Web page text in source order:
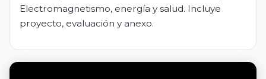
Electromagnetismo, energía y salud. Incluye
proyecto, evaluación y anexo.